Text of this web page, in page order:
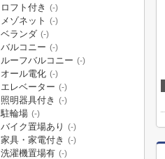
ロフト付き (-)
メゾネット (-)
ベランダ (-)
バルコニー (-)
ルーフバルコニー (-)
オール電化 (-)
エレベーター (-)
照明器具付き (-)
駐輪場 (-)
バイク置場あり (-)
家具・家電付き (-)
洗濯機置場有 (-)